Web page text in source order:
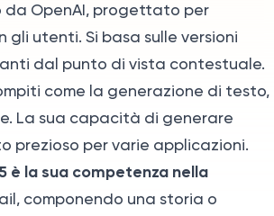
da OpenAI, progettato per
utenti. Si basa sulle versioni
dal punto di vista contestuale.
come la generazione di testo,
La sua capacità di generare
prezioso per varie applicazioni.
è la sua competenza nella
componendo una storia o